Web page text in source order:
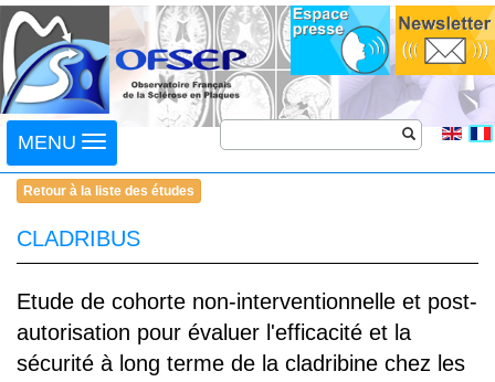
Toggle
navigation
MENU
Retour à la liste des études
CLADRIBUS
Etude de cohorte non-interventionnelle et post-
autorisation pour évaluer l'efficacité et la
sécurité à long terme de la cladribine chez les